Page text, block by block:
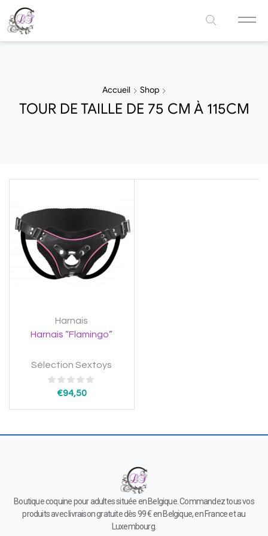
Accueil Shop
TOUR DE TAILLE DE 75 CM À 115CM
Harnais
Harnais “Flamingo”
Sélection Sextoys
€94,50
Boutique coquine pour adultes située en Belgique. Commandez tous vos
produits avec livraison gratuite dès 99 € en Belgique, en France et au
Luxembourg.